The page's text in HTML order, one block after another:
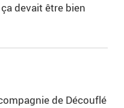
devait être bien
de Découflé